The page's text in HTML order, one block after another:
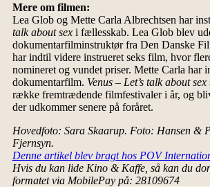
Mere om filmen:
Lea Glob og Mette Carla Albrechtsen har
talk about sexi fællesskab. Lea Glob blev
dokumentarfilminstruktør fra Den Danske
har indtil videre instrueret seks film, hvor
nomineret og vundet priser. Mette Carla har
dokumentarfilm. Venus – Let’s talk about sex
række fremtrædende filmfestivaler i år, og
der udkommer senere på foråret.
Hovedfoto: Sara Skaarup. Foto: Hansen &
Fjernsyn.
Denne artikel blev bragt hos POV
Hvis du kan lide Kino & Kaffe, så kan du
formatet via MobilePay på: 28109674